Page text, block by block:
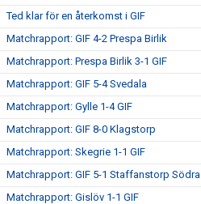
Ted klar för en återkomst i GIF
Matchrapport: GIF 4-2 Prespa Birlik
Matchrapport: Prespa Birlik 3-1 GIF
Matchrapport: GIF 5-4 Svedala
Matchrapport: Gylle 1-4 GIF
Matchrapport: GIF 8-0 Klagstorp
Matchrapport: Skegrie 1-1 GIF
Matchrapport: GIF 5-1 Staffanstorp Södra
Matchrapport: Gislöv 1-1 GIF